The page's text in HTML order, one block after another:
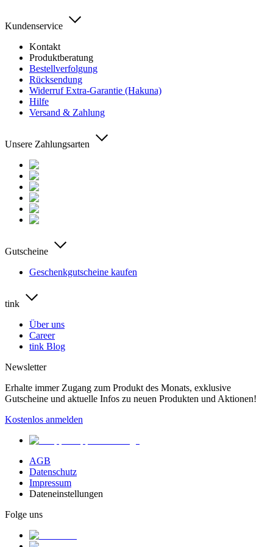
Kundenservice
Kontakt
Produktberatung
Bestellverfolgung
Rücksendung
Widerruf Extra-Garantie (Hakuna)
Hilfe
Versand & Zahlung
Unsere Zahlungsarten
Gutscheine
Geschenkgutscheine kaufen
tink
Über uns
Career
tink Blog
Newsletter
Erhalte immer Zugang zum Produkt des Monats, exklusive
Gutscheine und aktuelle Infos zu neuen Produkten und Aktionen!
Kostenlos anmelden
AGB
Datenschutz
Impressum
Dateneinstellungen
Folge uns